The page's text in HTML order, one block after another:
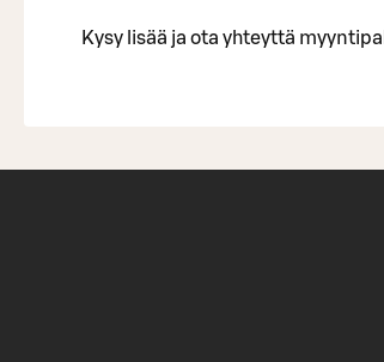
Kysy lisää ja ota yhteyttä